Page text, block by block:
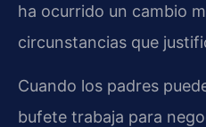
ha ocurrido un cambio
circunstancias que
Cuando los padres
bufete trabaja para